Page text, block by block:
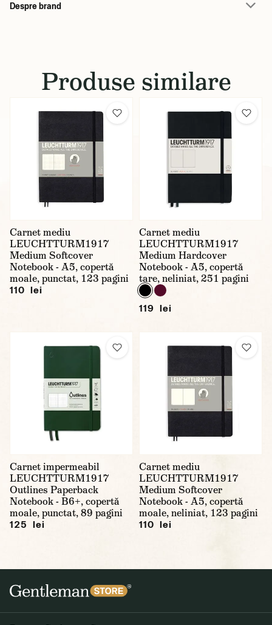
Despre brand
Produse similare
Carnet mediu
LEUCHTTURM1917
Medium Softcover
Notebook - A5, copertă
moale, punctat, 123 pagini
110 lei
Carnet mediu
LEUCHTTURM1917
Medium Hardcover
Notebook - A5, copertă
tare, neliniat, 251 pagini
119 lei
Carnet impermeabil
LEUCHTTURM1917
Outlines Paperback
Notebook - B6+, copertă
moale, punctat, 89 pagini
125 lei
Carnet mediu
LEUCHTTURM1917
Medium Softcover
Notebook - A5, copertă
moale, neliniat, 123 pagini
110 lei